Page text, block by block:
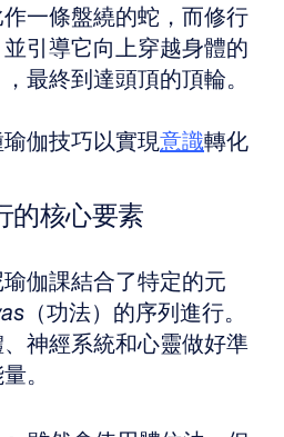
一條盤繞的蛇，而修行
引導它向上穿越身體的
，最終到達頭頂的頂輪。
伽技巧以實現意識轉化
的核心要素
伽課結合了特定的元
（功法）的序列進行。
神經系統和心靈做好準
。